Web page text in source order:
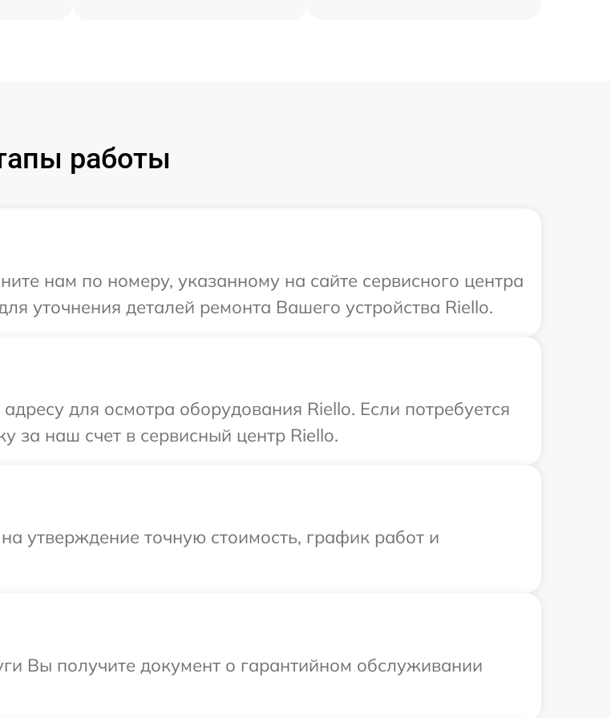
работы
нам по номеру, указанному на сайте сервисного центра
уточнения деталей ремонта Вашего устройства Riello.
для осмотра оборудования Riello. Если потребуется
за наш счет в сервисный центр Riello.
утверждение точную стоимость, график работ и
Вы получите документ о гарантийном обслуживании